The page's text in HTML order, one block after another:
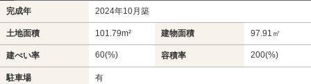
完成年 2024年10月築
土地面積 101.79m² 建物面積 97.91㎡
建ぺい率 60(%) 容積率 200(%)
駐車場 有